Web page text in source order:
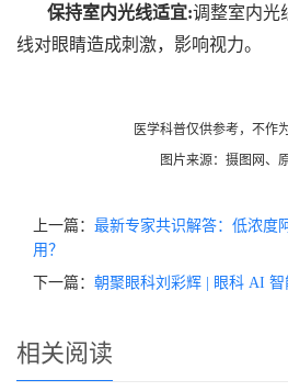
保持室内光线适宜:调整室内光
线对眼睛造成刺激，影响视力。
医学科普仅供参考，不作
图片来源：摄图网、
上一篇： 最新专家共识解答：低浓度
用？
下一篇： 朝聚眼科刘彩辉 | 眼科 AI 智
相关阅读